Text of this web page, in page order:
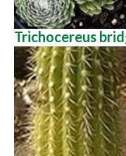
Trichocereus